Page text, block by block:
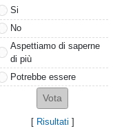
Si
No
Aspettiamo di saperne
di più
Potrebbe essere
[ Risultati ]